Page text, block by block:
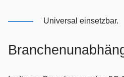
Universal einsetzbar.